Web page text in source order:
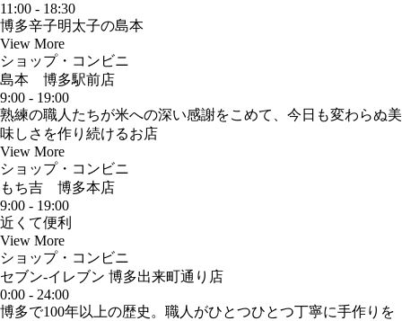
11:00 - 18:30
博多辛子明太子の島本
View More
ショップ・コンビニ
島本 博多駅前店
9:00 - 19:00
熟練の職人たちが米への深い感謝をこめて、今日も変わらぬ美
味しさを作り続けるお店
View More
ショップ・コンビニ
もち吉 博多本店
9:00 - 19:00
近くて便利
View More
ショップ・コンビニ
セブン-イレブン 博多出来町通り店
0:00 - 24:00
博多で100年以上の歴史。職人がひとつひとつ丁寧に手作りを